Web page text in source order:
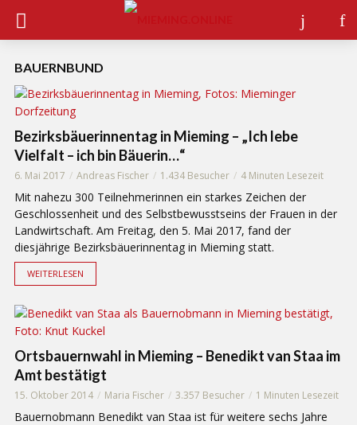
BAUERNBUND
Bezirksbäuerinnentag in Mieming – „Ich lebe
Vielfalt – ich bin Bäuerin…“
6. Mai 2017 Andreas Fischer 1.434 Besucher 4 Minuten Lesezeit
Mit nahezu 300 Teilnehmerinnen ein starkes Zeichen der
Geschlossenheit und des Selbstbewusstseins der Frauen in der
Landwirtschaft. Am Freitag, den 5. Mai 2017, fand der
diesjährige Bezirksbäuerinnentag in Mieming statt.
WEITERLESEN
Ortsbauernwahl in Mieming – Benedikt van Staa im
Amt bestätigt
15. Oktober 2014 Maria Fischer 3.357 Besucher 1 Minuten Lesezeit
Bauernobmann Benedikt van Staa ist für weitere sechs Jahre